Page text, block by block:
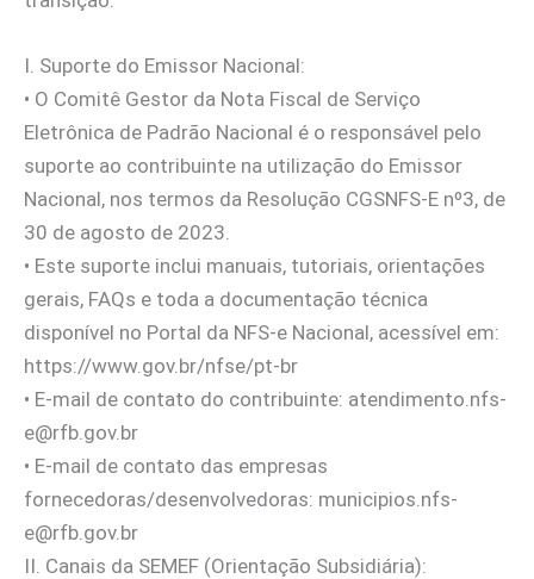
I. Suporte do Emissor Nacional:
•⁠ ⁠O Comitê Gestor da Nota Fiscal de Serviço
Eletrônica de Padrão Nacional é o responsável pelo
suporte ao contribuinte na utilização do Emissor
Nacional, nos termos da Resolução CGSNFS-E nº3, de
30 de agosto de 2023.
•⁠ ⁠Este suporte inclui manuais, tutoriais, orientações
gerais, FAQs e toda a documentação técnica
disponível no Portal da NFS-e Nacional, acessível em:
https://www.gov.br/nfse/pt-br
•⁠ ⁠E-mail de contato do contribuinte: atendimento.nfs-
e@rfb.gov.br
•⁠ ⁠E-mail de contato das empresas
fornecedoras/desenvolvedoras: municipios.nfs-
e@rfb.gov.br
II. Canais da SEMEF (Orientação Subsidiária):